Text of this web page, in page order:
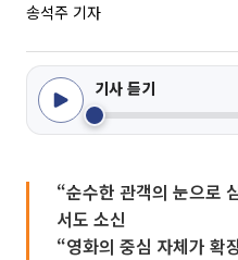
송석주 기자
기사 듣기
“순수한 관객의 눈으로
서도 소신
“영화의 중심 자체가